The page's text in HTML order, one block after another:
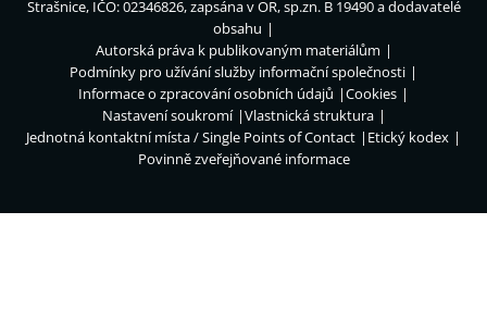
Strašnice, IČO: 02346826, zapsána v OR, sp.zn. B 19490 a dodavatelé
obsahu
Autorská práva k publikovaným materiálům
Podmínky pro užívání služby informační společnosti
Informace o zpracování osobních údajů
Cookies
Nastavení soukromí
Vlastnická struktura
Jednotná kontaktní místa / Single Points of Contact
Etický kodex
Povinně zveřejňované informace